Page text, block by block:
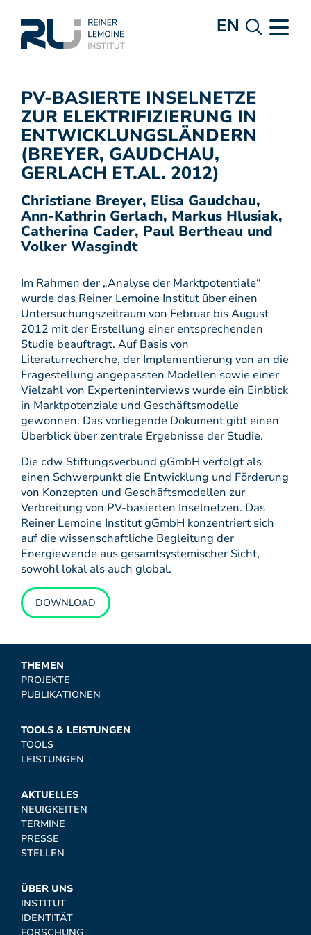
EN
PV-BASIERTE INSELNETZE
ZUR ELEKTRIFIZIERUNG IN
ENTWICKLUNGSLÄNDERN
(BREYER, GAUDCHAU,
GERLACH ET.AL. 2012)
Christiane Breyer, Elisa Gaudchau,
Ann-Kathrin Gerlach, Markus Hlusiak,
Catherina Cader, Paul Bertheau und
Volker Wasgindt
Im Rahmen der „Analyse der Marktpotentiale“
wurde das Reiner Lemoine Institut über einen
Untersuchungszeitraum von Februar bis August
2012 mit der Erstellung einer entsprechenden
Studie beauftragt. Auf Basis von
Literaturrecherche, der Implementierung von an die
Fragestellung angepassten Modellen sowie einer
Vielzahl von Experteninterviews wurde ein Einblick
in Marktpotenziale und Geschäftsmodelle
gewonnen. Das vorliegende Dokument gibt einen
Überblick über zentrale Ergebnisse der Studie.
Die cdw Stiftungsverbund gGmbH verfolgt als
einen Schwerpunkt die Entwicklung und Förderung
von Konzepten und Geschäftsmodellen zur
Verbreitung von PV-basierten Inselnetzen. Das
Reiner Lemoine Institut gGmbH konzentriert sich
auf die wissenschaftliche Begleitung der
Energiewende aus gesamtsystemischer Sicht,
sowohl lokal als auch global.
DOWNLOAD
THEMEN
PROJEKTE
PUBLIKATIONEN
TOOLS & LEISTUNGEN
TOOLS
LEISTUNGEN
AKTUELLES
NEUIGKEITEN
TERMINE
PRESSE
STELLEN
ÜBER UNS
INSTITUT
IDENTITÄT